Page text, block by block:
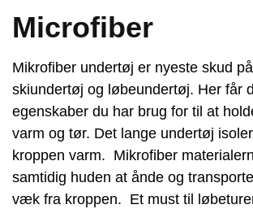
Microfiber
Mikrofiber undertøj er nyeste skud
skiundertøj og løbeundertøj. Her får
egenskaber du har brug for til at
varm og tør. Det lange undertøj
kroppen varm. Mikrofiber
samtidig huden at ånde og
væk fra kroppen. Et must til